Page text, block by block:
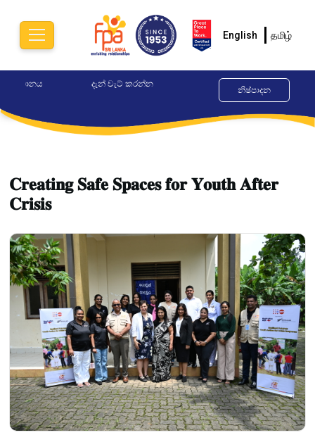
English தமிழ்
දැන් චැට් කරන්න
ආලෝකය උපදේශක මධ්‍යස්ථානය
නිෂ්පාදන
𝐂𝐫𝐞𝐚𝐭𝐢𝐧𝐠 𝐒𝐚𝐟𝐞 𝐒𝐩𝐚𝐜𝐞𝐬 𝐟𝐨𝐫 𝐘𝐨𝐮𝐭𝐡 𝐀𝐟𝐭𝐞𝐫
𝐂𝐫𝐢𝐬𝐢𝐬